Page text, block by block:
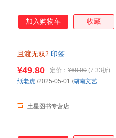
加入购物车 收藏
且渡无双2 印签
¥49.80 定价： ¥68.00 (7.33折)
土星图书专营店
纸老虎 /2025-05-01 /湖南文艺